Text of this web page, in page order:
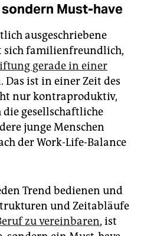
Must-have
ausgeschriebene
sich familienfreundlich,
gerade in einer
Das ist in einer Zeit des
nur kontraproduktiv,
gesellschaftliche
junge Menschen
der Work-Life-Balance
Trend bedienen und
und Zeitabläufe
zu vereinbaren, ist